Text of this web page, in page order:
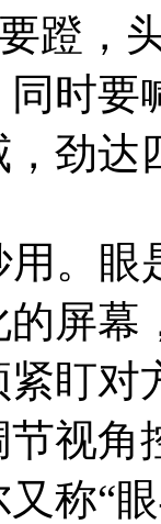
蹬，
时要
劲达
眼
屏幕
盯对
视
称“